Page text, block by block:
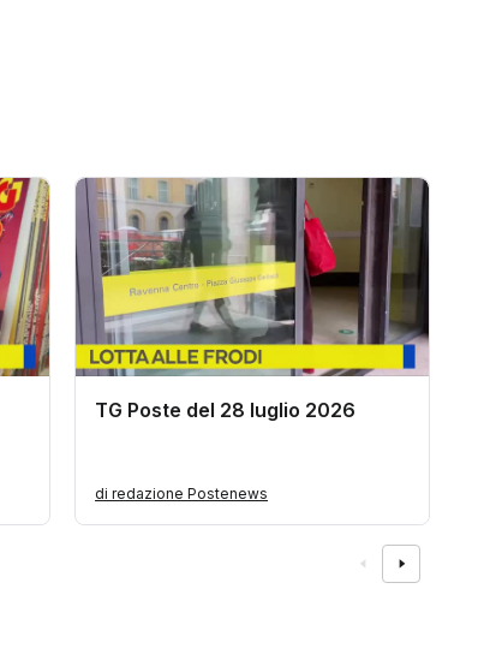
TG Poste del 28 luglio 2026
di redazione Postenews